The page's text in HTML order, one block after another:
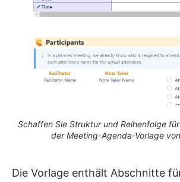
Schaffen Sie Struktur und Reihenfolge
der Meeting-Agenda-Vorlage
Die Vorlage enthält Abschnitte